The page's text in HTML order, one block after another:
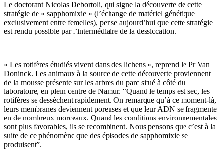
Le doctorant Nicolas Debortoli, qui signe la découverte de cette
stratégie de « sapphomixie » (l’échange de matériel génétique
exclusivement entre femelles), pense aujourd’hui que cette stratégie
est rendu possible par l’intermédiaire de la dessiccation.
« Les rotifères étudiés vivent dans des lichens », reprend le Pr Van
Doninck. Les animaux à la source de cette découverte proviennent
de la mousse présente sur les arbres du parc situé à côté du
laboratoire, en plein centre de Namur. “Quand le temps est sec, les
rotifères se dessèchent rapidement. On remarque qu’à ce moment-là,
leurs membranes deviennent poreuses et que leur ADN se fragmente
en de nombreux morceaux. Quand les conditions environnementales
sont plus favorables, ils se recombinent. Nous pensons que c’est à la
suite de ce phénomène que des épisodes de sapphomixie se
produisent”.